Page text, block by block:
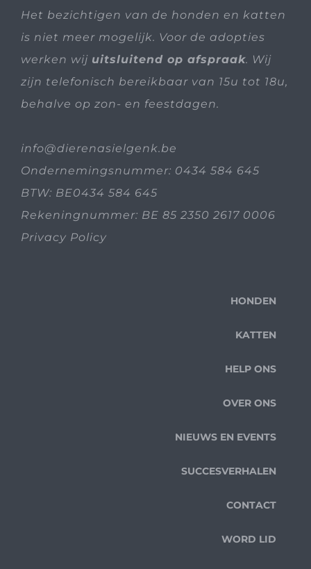
Het bezichtigen van de honden en katten
is niet meer mogelijk. Voor de adopties
werken wij uitsluitend op afspraak. Wij
zijn telefonisch bereikbaar van 15u tot 18u,
behalve op zon- en feestdagen.
info@dierenasielgenk.be
Ondernemingsnummer: 0434 584 645
BTW: BE0434 584 645
Rekeningnummer: BE 85 2350 2617 0006
Privacy Policy
HONDEN
KATTEN
HELP ONS
OVER ONS
NIEUWS EN EVENTS
SUCCESVERHALEN
CONTACT
WORD LID